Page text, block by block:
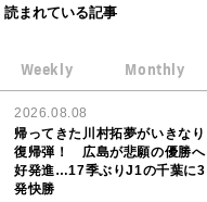
読まれている記事
Weekly Monthly
2026.08.08
帰ってきた川村拓夢がいきなり
復帰弾！ 広島が悲願の優勝へ
好発進…17季ぶりJ1の千葉に3
発快勝